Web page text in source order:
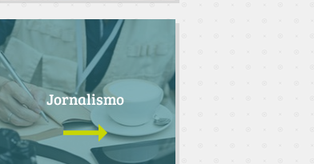
Jornalismo